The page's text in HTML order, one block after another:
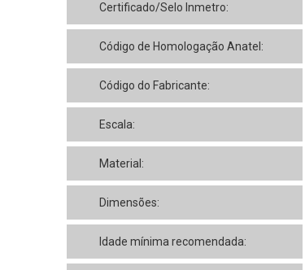
Certificado/Selo Inmetro:
Código de Homologação Anatel:
Código do Fabricante:
Escala:
Material:
Dimensões:
Idade mínima recomendada: